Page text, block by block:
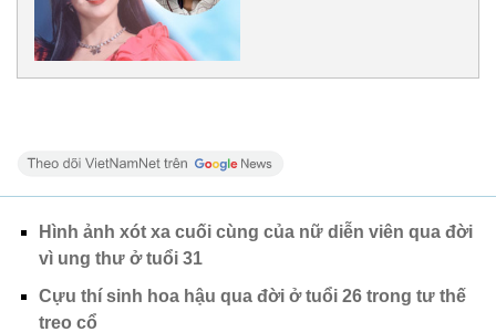
Hình ảnh xót xa cuối cùng của nữ diễn viên qua đời
vì ung thư ở tuổi 31
Cựu thí sinh hoa hậu qua đời ở tuổi 26 trong tư thế
treo cổ